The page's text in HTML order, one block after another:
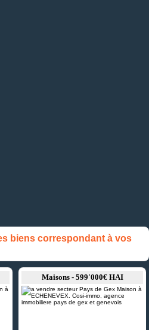
biens correspondant à vos
Maisons - 599'000€ HAI